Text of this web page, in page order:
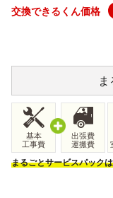
交換できるくん価格
ま
基本
工事費
出張費
運搬費
まるごとサービスパック